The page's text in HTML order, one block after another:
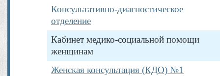
Консультативно-диагностическое
отделение
Кабинет медико-социальной помощи
женщинам
Женская консультация (КДО) №1